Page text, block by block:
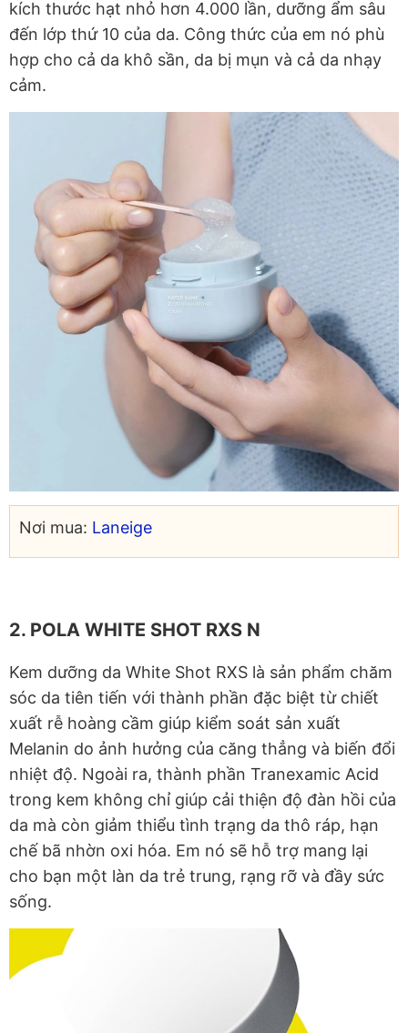
kích thước hạt nhỏ hơn 4.000 lần, dưỡng ẩm sâu
đến lớp thứ 10 của da. Công thức của em nó phù
hợp cho cả da khô sần, da bị mụn và cả da nhạy
cảm.
Nơi mua: Laneige
2. POLA WHITE SHOT RXS N
Kem dưỡng da White Shot RXS là sản phẩm chăm
sóc da tiên tiến với thành phần đặc biệt từ chiết
xuất rễ hoàng cầm giúp kiểm soát sản xuất
Melanin do ảnh hưởng của căng thẳng và biến đổi
nhiệt độ. Ngoài ra, thành phần Tranexamic Acid
trong kem không chỉ giúp cải thiện độ đàn hồi của
da mà còn giảm thiểu tình trạng da thô ráp, hạn
chế bã nhờn oxi hóa. Em nó sẽ hỗ trợ mang lại
cho bạn một làn da trẻ trung, rạng rỡ và đầy sức
sống.